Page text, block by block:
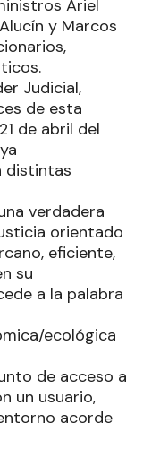
Ariel
y Marcos
Judicial,
de esta
de abril del
distintas
verdadera
orientado
eficiente,
su
a la palabra
ecológica
de acceso a
un usuario,
acorde